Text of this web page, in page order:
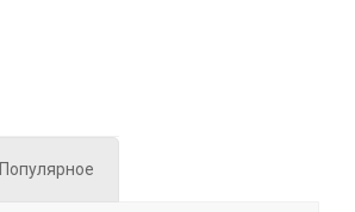
Популярное